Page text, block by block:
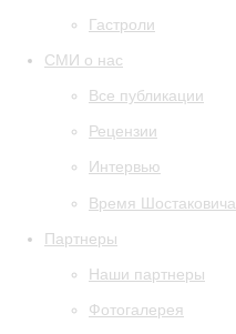
Гастроли
СМИ о нас
Все публикации
Рецензии
Интервью
Время Шостаковича
Партнеры
Наши партнеры
Фотогалерея